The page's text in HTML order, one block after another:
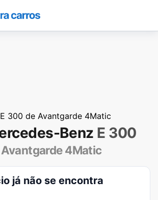
300 de Avantgarde 4Matic
Benz E 300
Avantgarde 4Matic
já não se encontra